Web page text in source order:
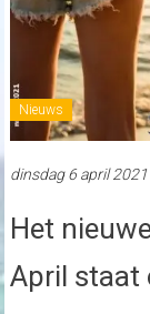
Nieuws
dinsdag 6 april 2021
Het
April staat